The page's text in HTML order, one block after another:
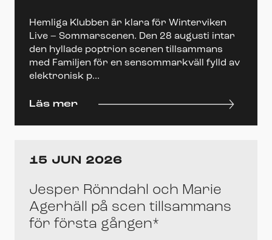
Hemliga Klubben är klara för Winterviken
Live – Sommarscenen. Den 28 augusti intar
den hyllade poptrion scenen tillsammans
med Familjen för en sensommarkväll fylld av
elektronisk p...
Läs mer
15 JUN 2026
Jesper Rönndahl och Marie
Agerhäll på scen tillsammans
för första gången*